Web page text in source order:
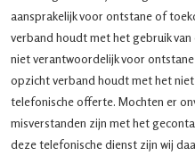
aansprakelijk voor ontstane of
verband houdt met het gebruik
niet verantwoordelijk voor
opzicht verband houdt met het
telefonische offerte. Mochten er
misverstanden zijn met het
deze telefonische dienst zijn wij